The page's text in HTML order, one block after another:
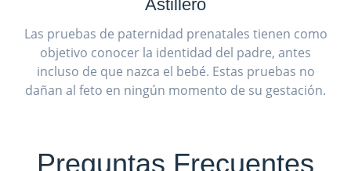
Astillero
Las pruebas de paternidad prenatales tienen como
objetivo conocer la identidad del padre, antes
incluso de que nazca el bebé. Estas pruebas no
dañan al feto en ningún momento de su gestación.
Preguntas Frecuentes